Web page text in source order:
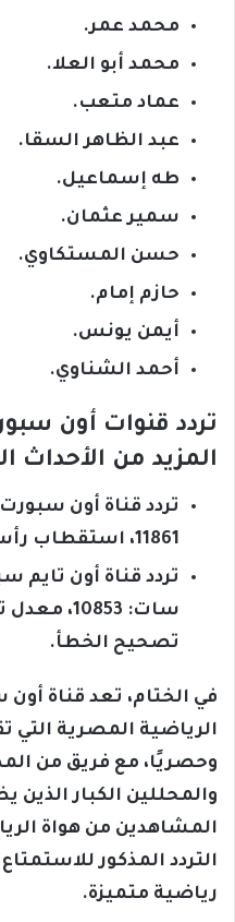
محمد عمر.
محمد أبو العلا.
عماد متعب.
عبد الظاهر السقا.
طه إسماعيل.
سمير عثمان.
حسن المستكاوي.
حازم إمام.
أيمن يونس.
أحمد الشناوي.
تردد قنوات أون
المزيد من الأحداث
11861، استقطاب رأسي.
تصحيح الخطأ.
الرياضية المصرية التي
وحصريًا، مع فريق من
والمحللين الكبار
المشاهدين من هواة
التردد المذكور
رياضية متميزة.